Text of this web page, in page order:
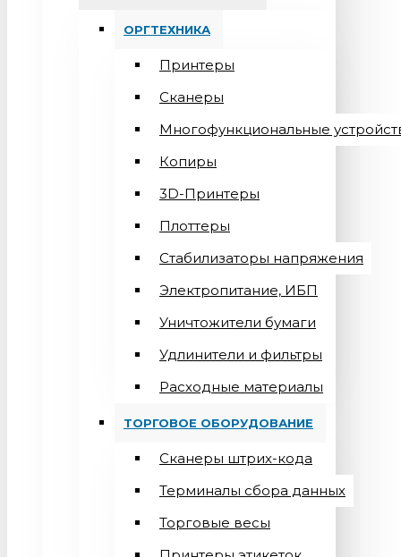
ОРГТЕХНИКА
Принтеры
Сканеры
Многофункциональные
Копиры
3D-Принтеры
Плоттеры
Стабилизаторы напряжения
Электропитание, ИБП
Уничтожители бумаги
Удлинители и фильтры
Расходные материалы
ТОРГОВОЕ ОБОРУДОВАНИЕ
Сканеры штрих-кода
Терминалы сбора данных
Торговые весы